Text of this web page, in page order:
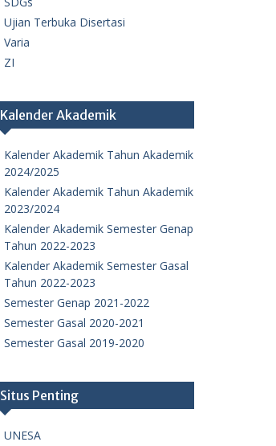
Ujian Terbuka Disertasi
Varia
ZI
Kalender Akademik
Kalender Akademik Tahun Akademik
2024/2025
Kalender Akademik Tahun Akademik
2023/2024
Kalender Akademik Semester Genap
Tahun 2022-2023
Kalender Akademik Semester Gasal
Tahun 2022-2023
Semester Genap 2021-2022
Semester Gasal 2020-2021
Semester Gasal 2019-2020
Situs Penting
UNESA